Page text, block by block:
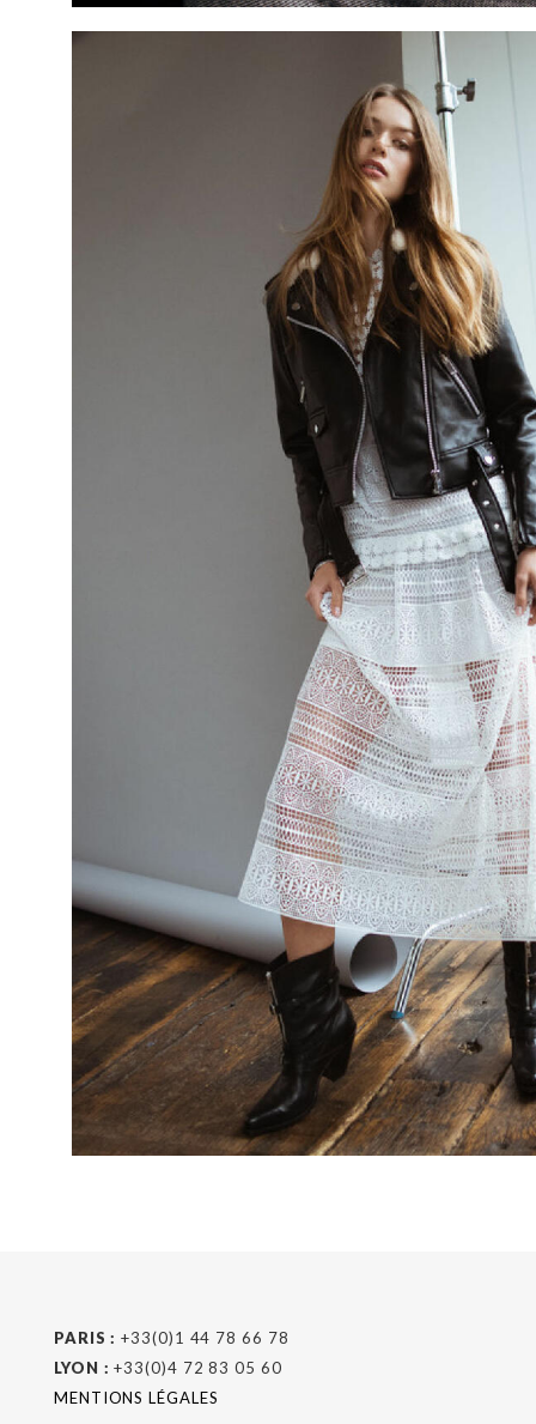
PARIS : +33(0)1 44 78 66 78
LYON : +33(0)4 72 83 05 60
MENTIONS LÉGALES